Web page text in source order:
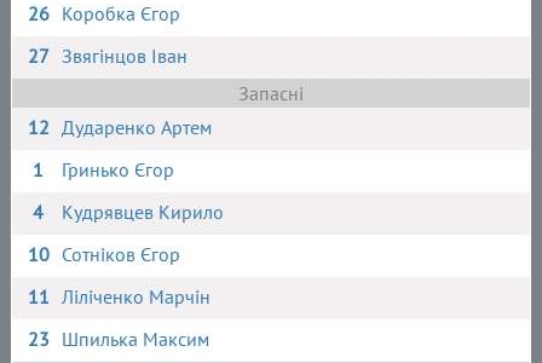
26 Коробка Єгор
27 Звягінцов Іван
Запасні
12 Дударенко Артем
1
Гринько Єгор
4
Кудрявцев Кирило
10 Сотніков Єгор
11 Ліліченко Марчін
23 Шпилька Максим